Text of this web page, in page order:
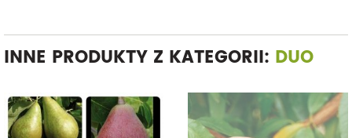
INNE PRODUKTY Z KATEGORII: DUO